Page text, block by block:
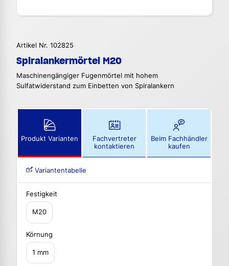
Artikel Nr. 102825
Spiralankermörtel M20
Maschinengängiger Fugenmörtel mit hohem
Sulfatwiderstand zum Einbetten von Spiralankern
Produkt Varianten
Fachvertreter
kontaktieren
Beim Fachhändler
kaufen
Variantentabelle
Festigkeit
M20
Körnung
1 mm